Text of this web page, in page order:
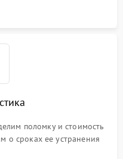
поломку и стоимость
о сроках ее устранения